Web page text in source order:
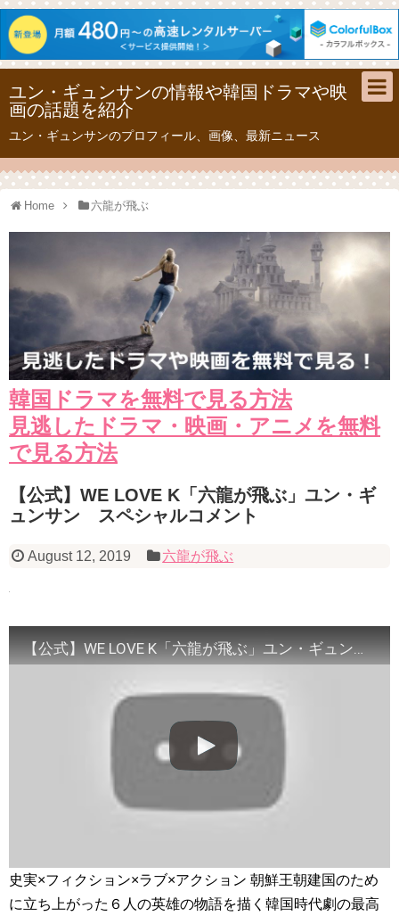
ユン・ギュンサンの情報や韓国ドラマや映
画の話題を紹介
ユン・ギュンサンのプロフィール、画像、最新ニュース
Home 六龍が飛ぶ
韓国ドラマを無料で見る方法
見逃したドラマ・映画・アニメを無料
で見る方法
【公式】WE LOVE K「六龍が飛ぶ」ユン・ギ
ュンサン スペシャルコメント
August 12, 2019 六龍が飛ぶ
【公式】WE LOVE K「六龍が飛ぶ」ユン・ギュンサン スペシャルコメント
史実×フィクション×ラブ×アクション 朝鮮王朝建国のため
に立ち上がった６人の英雄の物語を描く韓国時代劇の最高